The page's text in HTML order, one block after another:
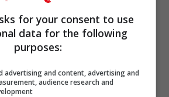
for your consent to use
data for the following
purposes:
advertising and content, advertising and
audience research and